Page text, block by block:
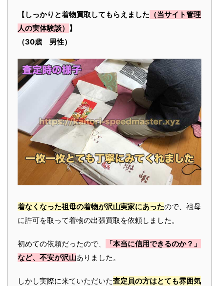
【しっかりと着物買取してもらえました （当サイト管理
人の実体験談） 】
（30歳 男性）
着なくなった祖母の着物が沢山実家にあったので、祖母
に許可を取って着物の出張買取を依頼しました。
初めての依頼だったので、
「本当に信用できるのか？」
など、不安が沢山ありました。
しかし実際に来ていただいた査定員の方はとても雰囲気